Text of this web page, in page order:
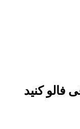
فالو کنید